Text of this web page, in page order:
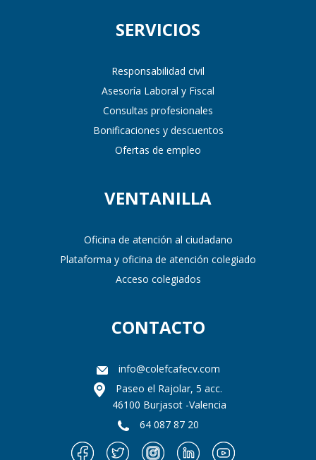
SERVICIOS
Responsabilidad civil
Asesoría Laboral y Fiscal
Consultas profesionales
Bonificaciones y descuentos
Ofertas de empleo
VENTANILLA
Oficina de atención al ciudadano
Plataforma y oficina de atención colegiado
Acceso colegiados
CONTACTO
info@colefcafecv.com
Paseo el Rajolar, 5 acc.
46100 Burjasot -Valencia
64 087 87 20